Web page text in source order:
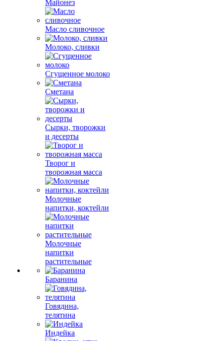
Майонез
Масло сливочное
Молоко, сливки
Сгущенное молоко
Сметана
Сырки, творожки
и десерты
Творог и
творожная масса
Молочные
напитки, коктейли
Молочные
напитки
растительные
Баранина
Говядина,
телятина
Индейка